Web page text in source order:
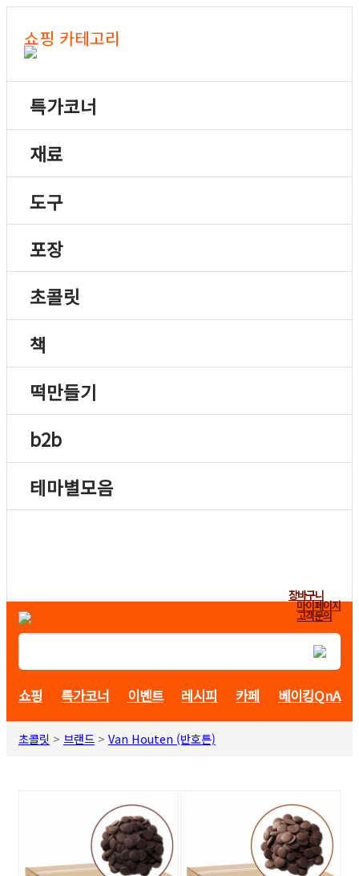
쇼핑 카테고리
특가코너
재료
도구
포장
초콜릿
책
떡만들기
b2b
테마별모음
장바구니
마이페이지
고객문의
쇼핑 특가코너 이벤트 레시피 카페 베이킹QnA
초콜릿 > 브랜드> Van Houten (반호튼)